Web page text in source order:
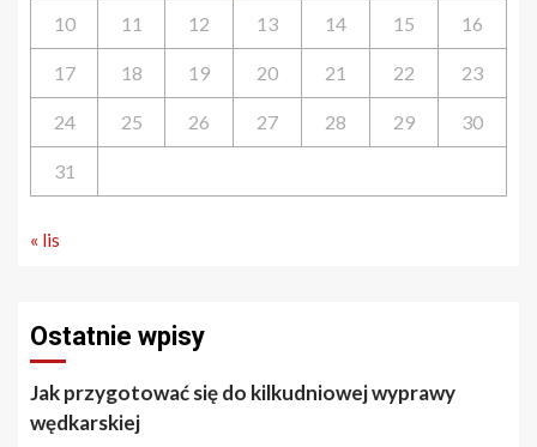
10 11 12 13 14 15 16
17 18 19 20 21 22 23
24 25 26 27 28 29 30
31
« lis
Ostatnie wpisy
Jak przygotować się do kilkudniowej wyprawy
wędkarskiej